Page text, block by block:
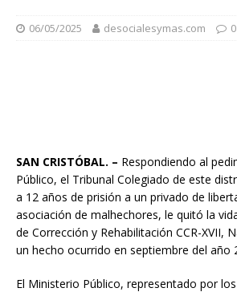
06/05/2025 desocialesymas.com 0
SAN CRISTÓBAL. – Respondiendo al
Público, el Tribunal Colegiado de este
a 12 años de prisión a un privado de
asociación de malhechores, le quitó la
de Corrección y Rehabilitación CCR-XVII,
un hecho ocurrido en septiembre del año
El Ministerio Público, representado por